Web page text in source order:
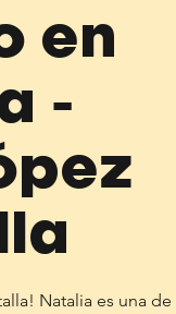
en
-
Natalia es una de